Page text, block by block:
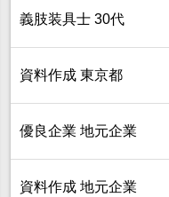
義肢装具士 30代
資料作成 東京都
優良企業 地元企業
資料作成 地元企業